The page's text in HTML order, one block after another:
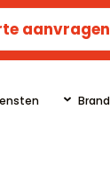
aanvragen